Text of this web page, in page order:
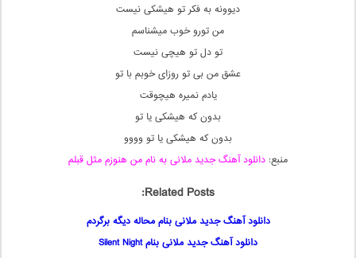
دیوونه به فکر تو هیشکی نیست
من تورو خوب میشناسم
تو دل تو هیچی نیست
عشق من بی تو روزای خوبم با تو
یادم نمیره هیچوقت
بدون که هیشکی یا تو
بدون که هیشکی یا تو وووو
منبع: دانلود آهنگ جدید ملانی به نام من هنوزم مثل قبلم
Related Posts:
دانلود آهنگ جدید ملانی بنام محاله دیگه برگردم
دانلود آهنگ جدید ملانی بنام Silent Night